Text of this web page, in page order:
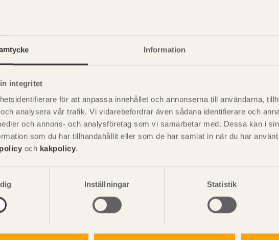
Information
integritet
för att anpassa innehållet och annonserna till användarna,
analysera vår trafik. Vi vidarebefordrar även sådana identifierare och
och annons- och analysföretag som vi samarbetar med. Dessa kan i
som du har tillhandahållit eller som de har samlat in när du har
och kakpolicy.
Inställningar Statistik
är svensk sågverksnärings
för att beskriva träprodukter och deras